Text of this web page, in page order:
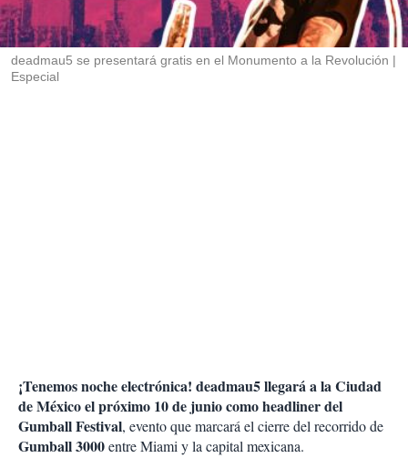
i
r
deadmau5 se presentará gratis en el Monumento a la Revolución
Especial
¡Tenemos noche electrónica! deadmau5 llegará a la Ciudad
de México el próximo 10 de junio como headliner del
Gumball Festival, evento que marcará el cierre del recorrido de
Gumball 3000entre Miami y la capital mexicana.